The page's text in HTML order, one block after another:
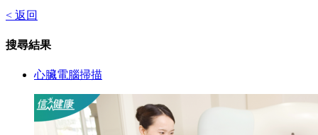
< 返回
搜尋結果
心臟電腦掃描